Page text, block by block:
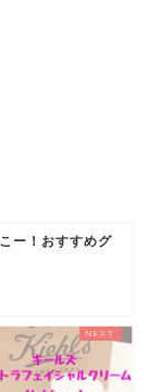
ー！おすすめグ